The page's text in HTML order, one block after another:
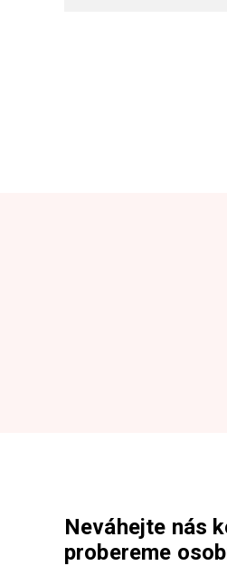
Neváhejte nás
probereme